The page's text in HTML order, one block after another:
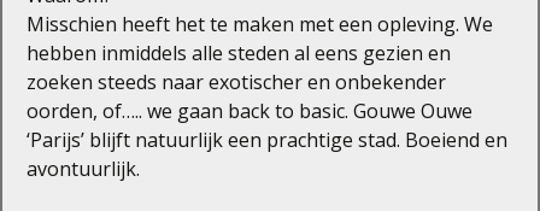
Misschien heeft het te maken met een opleving. We
hebben inmiddels alle steden al eens gezien en
zoeken steeds naar exotischer en onbekender
oorden, of….. we gaan back to basic. Gouwe Ouwe
‘Parijs’ blijft natuurlijk een prachtige stad. Boeiend en
avontuurlijk.